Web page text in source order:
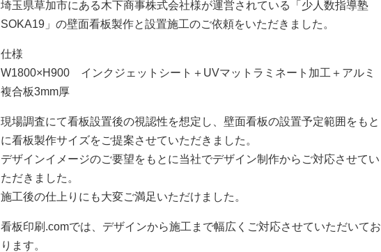
埼玉県草加市にある木下商事株式会社様が運営されている「少人数指導塾
SOKA19」の壁面看板製作と設置施工のご依頼をいただきました。
仕様
W1800×H900 インクジェットシート＋UVマットラミネート加工＋アルミ
複合板3mm厚
現場調査にて看板設置後の視認性を想定し、壁面看板の設置予定範囲をもと
に看板製作サイズをご提案させていただきました。
デザインイメージのご要望をもとに当社でデザイン制作からご対応させてい
ただきました。
施工後の仕上りにも大変ご満足いただけました。
看板印刷.comでは、デザインから施工まで幅広くご対応させていただいてお
ります。